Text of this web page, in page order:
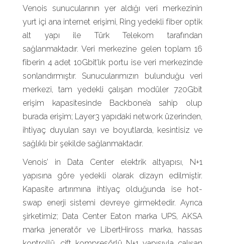
Venois sunucularının yer aldığı veri merkezinin
yurt içi ana internet erişimi, Ring yedekli fiber optik
alt yapı ile Türk Telekom tarafından
sağlanmaktadır. Veri merkezine gelen toplam 16
fiberin 4 adet 10Gbit’lık portu ise veri merkezinde
sonlandırmıştır. Sunucularımızın bulunduğu veri
merkezi, tam yedekli çalışan modüler 720Gbit
erişim kapasitesinde Backbone’a sahip olup
burada erişim; Layer3 yapıdaki network üzerinden,
ihtiyaç duyulan sayı ve boyutlarda, kesintisiz ve
sağlıklı bir şekilde sağlanmaktadır.
Venois’ in Data Center elektrik altyapısı, N+1
yapısına göre yedekli olarak dizayn edilmiştir.
Kapasite artırımına ihtiyaç olduğunda ise hot-
swap enerji sistemi devreye girmektedir. Ayrıca
şirketimiz; Data Center Eaton marka UPS, AKSA
marka jeneratör ve LibertHiross marka, hassas